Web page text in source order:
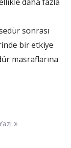
sonrası
bir etkiye
masraflarına
»